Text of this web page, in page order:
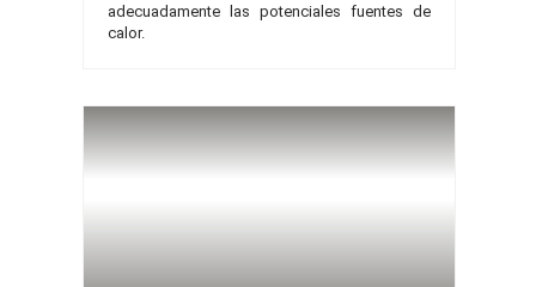
adecuadamente las potenciales fuentes de
calor.